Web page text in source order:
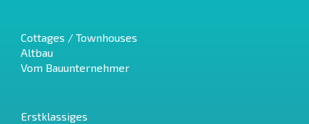
Cottages / Townhouses
Altbau
Vom Bauunternehmer
Erstklassiges